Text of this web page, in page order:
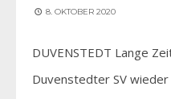
8. OKTOBER 2020
DUVENSTEDT Lange
Duvenstedter SV